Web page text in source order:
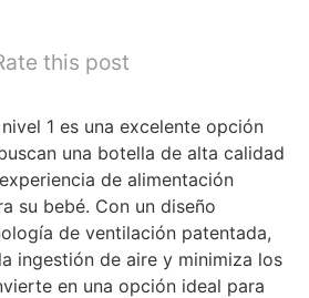
this post
1 es una excelente opción
una botella de alta calidad
de alimentación
su bebé. Con un diseño
de ventilación patentada,
ingestión de aire y minimiza los
en una opción ideal para